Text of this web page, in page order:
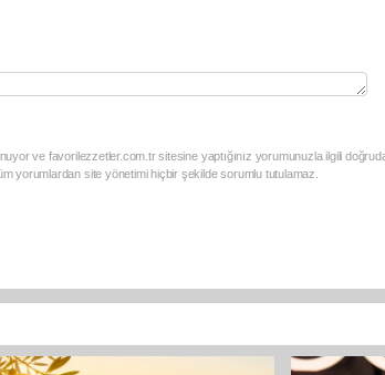
ve favorilezzetler.com.tr sitesine yaptığınız yorumunuzla ilgili
yorumlardan site yönetimi hiçbir şekilde sorumlu tutulamaz.